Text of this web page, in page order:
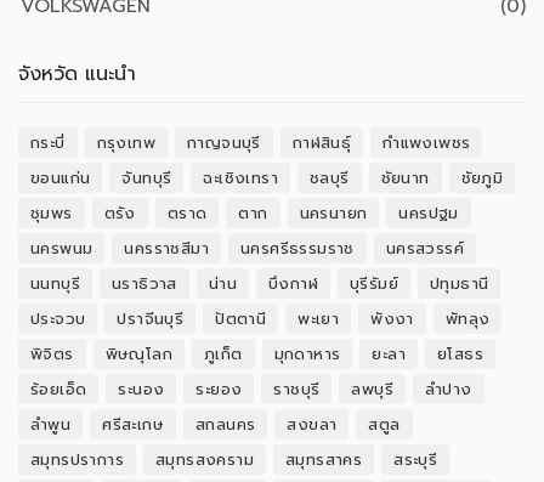
VOLKSWAGEN
(0)
จังหวัด แนะนำ
กระบี่ กรุงเทพ กาญจนบุรี กาฬสินธุ์
กำแพงเพชร
ขอนแก่น
จันทบุรี ฉะเชิงเทรา ชลบุรี ชัยนาท
ชัยภูมิ
ชุมพร
ตรัง ตราด ตาก นครนายก
นครปฐม
นครพนม
นครราชสีมา นครศรีธรรมราช
นครสวรรค์
นนทบุรี
นราธิวาส น่าน บึงกาฬ บุรีรัมย์
ปทุมธานี
ประจวบ
ปราจีนบุรี ปัตตานี พะเยา พังงา
พัทลุง
พิจิตร
พิษณุโลก ภูเก็ต มุกดาหาร ยะลา
ยโสธร
ร้อยเอ็ด
ระนอง ระยอง ราชบุรี ลพบุรี
ลำปาง
ลำพูน
ศรีสะเกษ สกลนคร สงขลา
สตูล
สมุทรปราการ
สมุทรสงคราม สมุทรสาคร
สระบุรี